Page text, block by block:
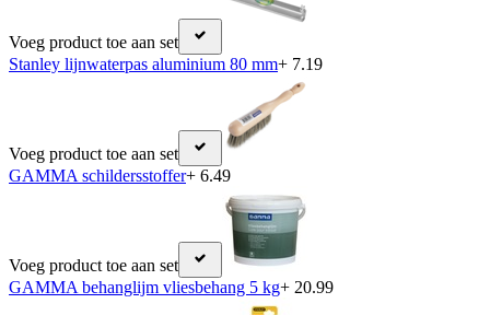
Voeg product toe aan set
Stanley lijnwaterpas aluminium 80 mm+ 7.19
Voeg product toe aan set
GAMMA schildersstoffer+ 6.49
Voeg product toe aan set
GAMMA behanglijm vliesbehang 5 kg+ 20.99